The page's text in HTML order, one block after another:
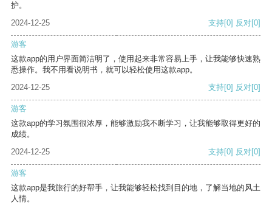
护。
2024-12-25
支持[0] 反对[0]
游客
这款app的用户界面简洁明了，使用起来非常容易上手，让我能够快速熟
悉操作。我不用看说明书，就可以轻松使用这款app。
2024-12-25
支持[0] 反对[0]
游客
这款app的学习氛围很浓厚，能够激励我不断学习，让我能够取得更好的
成绩。
2024-12-25
支持[0] 反对[0]
游客
这款app是我旅行的好帮手，让我能够轻松找到目的地，了解当地的风土
人情。